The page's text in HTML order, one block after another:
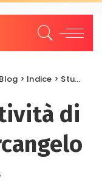
Blog > Indice > Studi e Ricerche
di